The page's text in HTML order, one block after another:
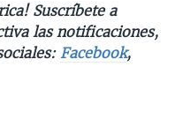
Suscríbete a
las notificaciones,
Facebook,